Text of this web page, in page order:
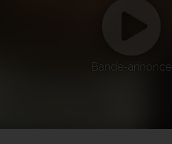
Bande-annonce